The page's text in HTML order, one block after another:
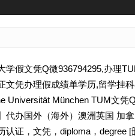
学假文凭Q微936794295,办理
文凭办理假成绩单学历,留学挂
Universität München TUM文凭
代办国外（海外）澳洲英国 加
认证，文凭，diploma，degree